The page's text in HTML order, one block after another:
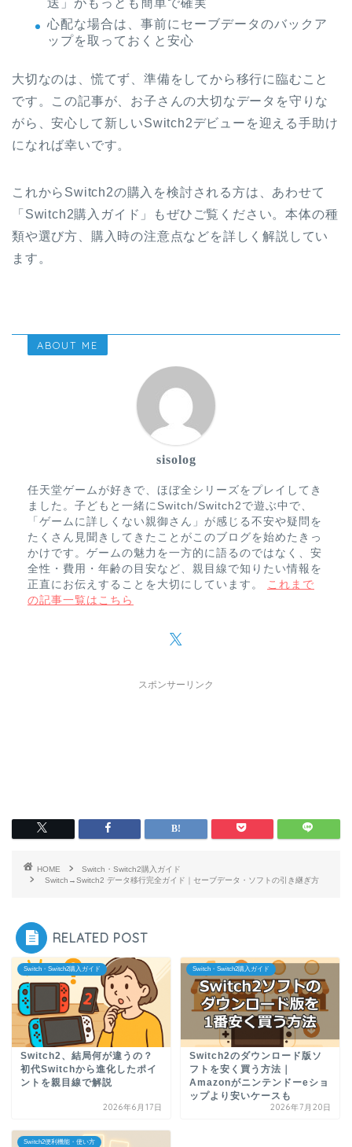
送」がもっとも簡単で確実
心配な場合は、事前にセーブデータのバックア
ップを取っておくと安心
大切なのは、慌てず、準備をしてから移行に臨むこと
です。この記事が、お子さんの大切なデータを守りな
がら、安心して新しいSwitch2デビューを迎える手助け
になれば幸いです。
これからSwitch2の購入を検討される方は、あわせて
「Switch2購入ガイド」もぜひご覧ください。本体の種
類や選び方、購入時の注意点などを詳しく解説してい
ます。
ABOUT ME
sisolog
任天堂ゲームが好きで、ほぼ全シリーズをプレイしてき
ました。子どもと一緒にSwitch/Switch2で遊ぶ中で、
「ゲームに詳しくない親御さん」が感じる不安や疑問を
たくさん見聞きしてきたことがこのブログを始めたきっ
かけです。ゲームの魅力を一方的に語るのではなく、安
全性・費用・年齢の目安など、親目線で知りたい情報を
正直にお伝えすることを大切にしています。
これまで
の記事一覧はこちら
スポンサーリンク
HOME
Switch・Switch2購入ガイド
Switch→Switch2 データ移行完全ガイド｜セーブデータ・ソフトの引き継ぎ方
RELATED POST
Switch・Switch2購入ガイド
Switch2、結局何が違うの？
初代Switchから進化したポイ
ントを親目線で解説
2026年6月17日
Switch・Switch2購入ガイド
Switch2のダウンロード版ソ
フトを安く買う方法｜
Amazonがニンテンドーeショ
ップより安いケースも
2026年7月20日
Switch2便利機能・使い方